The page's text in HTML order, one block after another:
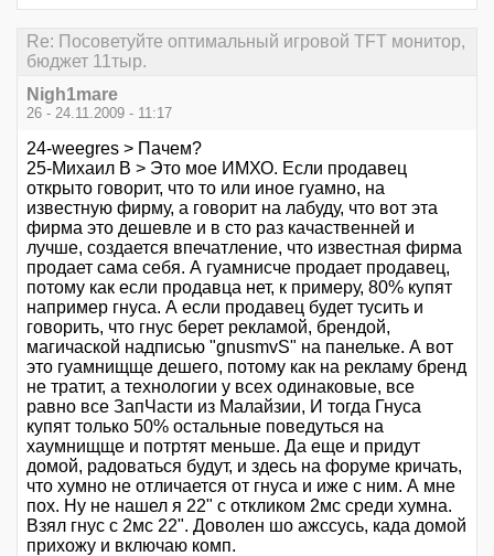
Re: Посоветуйте оптимальный игровой TFT монитор,
бюджет 11тыр.
Nigh1mare
26 - 24.11.2009 - 11:17
24-weegres > Пачем?
25-Михаил В > Это мое ИМХО. Если продавец
открыто говорит, что то или иное гуамно, на
известную фирму, а говорит на лабуду, что вот эта
фирма это дешевле и в сто раз качаственней и
лучше, создается впечатление, что известная фирма
продает сама себя. А гуамнисче продает продавец,
потому как если продавца нет, к примеру, 80% купят
например гнуса. А если продавец будет тусить и
говорить, что гнус берет рекламой, брендой,
магичаской надписью "gnusmvS" на панельке. А вот
это гуамнищще дешего, потому как на рекламу бренд
не тратит, а технологии у всех одинаковые, все
равно все ЗапЧасти из Малайзии, И тогда Гнуса
купят только 50% остальные поведуться на
хаумнищще и потртят меньше. Да еще и придут
домой, радоваться будут, и здесь на форуме кричать,
что хумно не отличается от гнуса и иже с ним. А мне
пох. Ну не нашел я 22" с откликом 2мс среди хумна.
Взял гнус с 2мс 22". Доволен шо ажссусь, када домой
прихожу и включаю комп.